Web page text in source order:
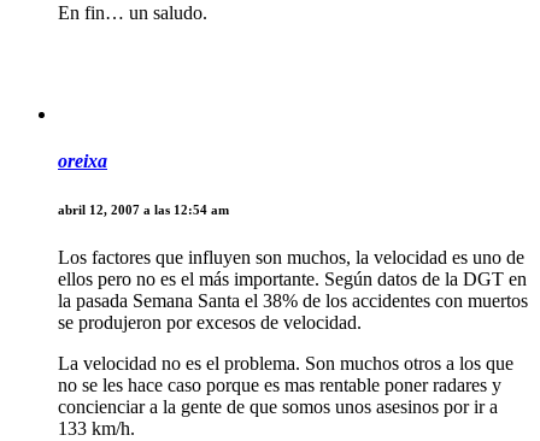
En fin… un saludo.
oreixa
abril 12, 2007 a las 12:54 am
Los factores que influyen son muchos, la velocidad es uno de
ellos pero no es el más importante. Según datos de la DGT en
la pasada Semana Santa el 38% de los accidentes con muertos
se produjeron por excesos de velocidad.
La velocidad no es el problema. Son muchos otros a los que
no se les hace caso porque es mas rentable poner radares y
concienciar a la gente de que somos unos asesinos por ir a
133 km/h.